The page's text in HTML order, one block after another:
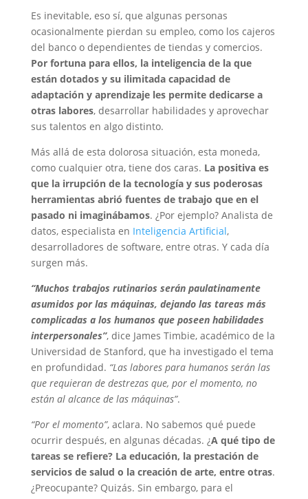
Es inevitable, eso sí, que algunas personas
ocasionalmente pierdan su empleo, como los cajeros
del banco o dependientes de tiendas y comercios.
Por fortuna para ellos, la inteligencia de la que
están dotados y su ilimitada capacidad de
adaptación y aprendizaje les permite dedicarse a
otras labores, desarrollar habilidades y aprovechar
sus talentos en algo distinto.
Más allá de esta dolorosa situación, esta moneda,
como cualquier otra, tiene dos caras. La positiva es
que la irrupción de la tecnología y sus poderosas
herramientas abrió fuentes de trabajo que en el
pasado ni imaginábamos. ¿Por ejemplo? Analista de
datos, especialista en Inteligencia Artificial,
desarrolladores de software, entre otras. Y cada día
surgen más.
“Muchos trabajos rutinarios serán paulatinamente
asumidos por las máquinas, dejando las tareas más
complicadas a los humanos que poseen habilidades
interpersonales”, dice James Timbie, académico de la
Universidad de Stanford, que ha investigado el tema
en profundidad. “Las labores para humanos serán las
que requieran de destrezas que, por el momento, no
están al alcance de las máquinas”.
“Por el momento”, aclara. No sabemos qué puede
ocurrir después, en algunas décadas. ¿A qué tipo de
tareas se refiere? La educación, la prestación de
servicios de salud o la creación de arte, entre otras.
¿Preocupante? Quizás. Sin embargo, para el